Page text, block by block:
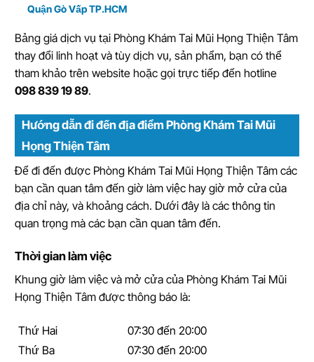
Quận Gò Vấp TP.HCM
Bảng giá dịch vụ tại Phòng Khám Tai Mũi Họng Thiện Tâm
thay đổi linh hoạt và tùy dịch vụ, sản phẩm, bạn có thể
tham khảo trên website hoặc gọi trực tiếp đến hotline
098 839 19 89.
Hướng dẫn đi đến địa điểm Phòng Khám Tai Mũi
Họng Thiện Tâm
Để đi đến được Phòng Khám Tai Mũi Họng Thiện Tâm các
bạn cần quan tâm đến giờ làm việc hay giờ mở cửa của
địa chỉ này, và khoảng cách. Dưới đây là các thông tin
quan trọng mà các bạn cần quan tâm đến.
Thời gian làm việc
Khung giờ làm việc và mở cửa của Phòng Khám Tai Mũi
Họng Thiện Tâm được thông báo là:
Thứ Hai
07:30 đến 20:00
Thứ Ba
07:30 đến 20:00